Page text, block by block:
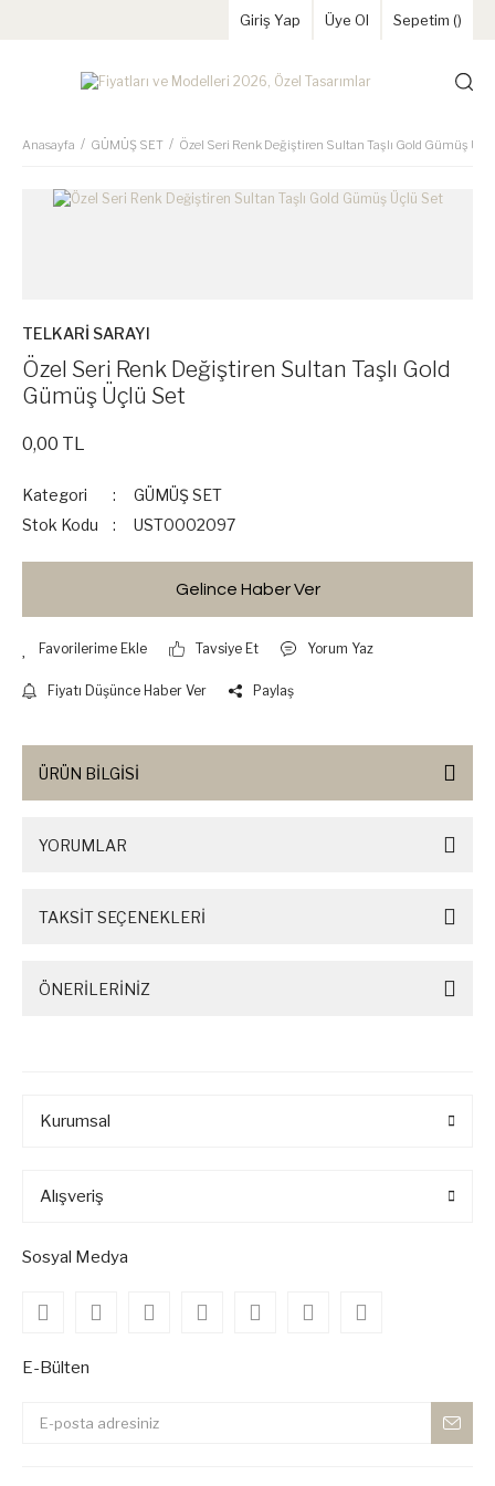
Giriş Yap Üye Ol Sepetim ()
Anasayfa GÜMÜŞ SET Özel Seri Renk Değiştiren Sultan Taşlı Gold Gümüş
TELKARİ SARAYI
Özel Seri Renk Değiştiren Sultan Taşlı Gold
Gümüş Üçlü Set
0,00 TL
Kategori
GÜMÜŞ SET
Stok Kodu
UST0002097
Gelince Haber Ver
Tavsiye Et Yorum Yaz
Fiyatı Düşünce Haber Ver Paylaş
ÜRÜN BİLGİSİ
YORUMLAR
TAKSİT SEÇENEKLERİ
ÖNERİLERİNİZ
Kurumsal
Alışveriş
Sosyal Medya
E-Bülten